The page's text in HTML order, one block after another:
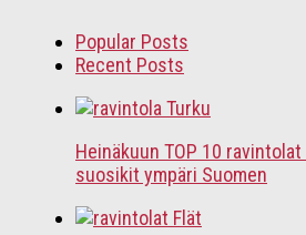
Popular Posts
Recent Posts
Heinäkuun TOP 10
suosikit ympäri Suomen